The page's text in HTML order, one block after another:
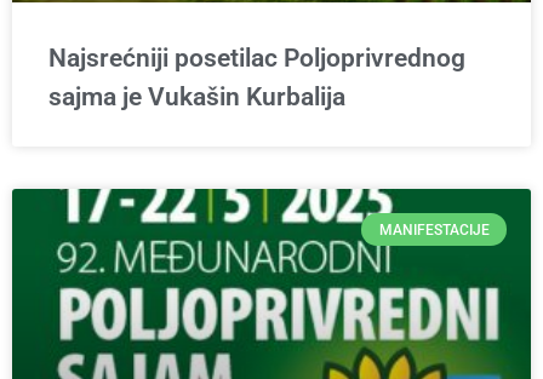
Najsrećniji posetilac Poljoprivrednog
sajma je Vukašin Kurbalija
MANIFESTACIJE